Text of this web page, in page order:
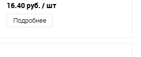
16.40 руб. / шт
Подробнее